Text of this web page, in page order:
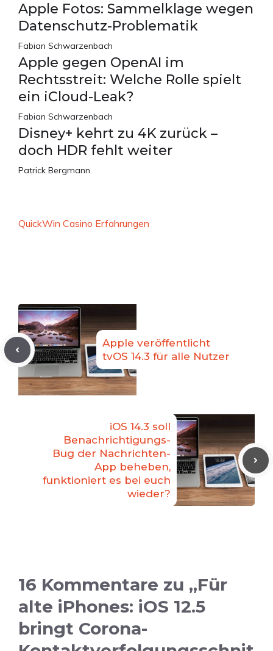
Apple Fotos: Sammelklage wegen
Datenschutz-Problematik
Fabian Schwarzenbach
Apple gegen OpenAI im
Rechtsstreit: Welche Rolle spielt
ein iCloud-Leak?
Fabian Schwarzenbach
Disney+ kehrt zu 4K zurück –
doch HDR fehlt weiter
Patrick Bergmann
QuickWin Casino Erfahrungen
Apple veröffentlicht
tvOS 14.3 für alle Nutzer
iOS 14.3 soll
Benachrichtigungs-
Bug der Nachrichten-
App beheben,
funktioniert es bei euch
wieder?
16 Kommentare zu „Für
alte iPhones: iOS 12.5
bringt Corona-